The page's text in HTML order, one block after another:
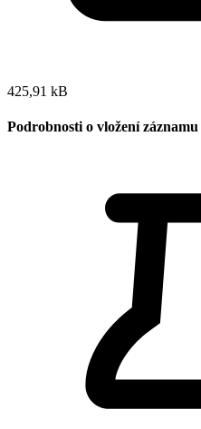
425,91 kB
Podrobnosti o vložení záznamu